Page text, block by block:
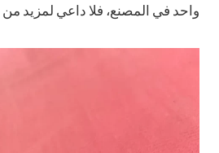
واحد في المصنع، فلا داعي لمزيد من